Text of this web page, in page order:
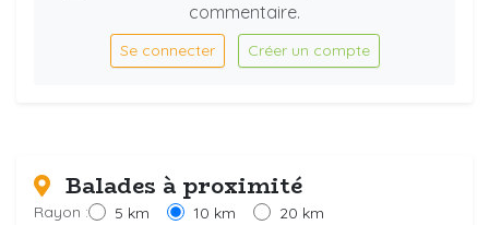
commentaire.
Se connecter Créer un compte
Balades à proximité
Rayon : 5 km 10 km 20 km